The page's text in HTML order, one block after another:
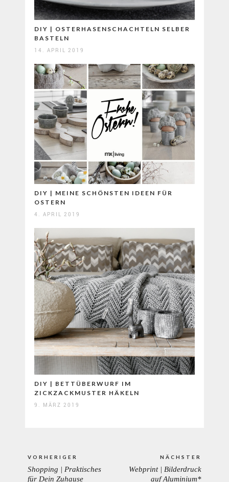
DIY | OSTERHASENSCHACHTELN SELBER
BASTELN
14. APRIL 2019
DIY | MEINE SCHÖNSTEN IDEEN FÜR
OSTERN
4. APRIL 2019
DIY | BETTÜBERWURF IM
ZICKZACKMUSTER HÄKELN
9. MÄRZ 2019
VORHERIGER
PREVIOUS
Shopping | Praktisches
für Dein Zuhause
NÄCHSTER
NEXT
Webprint | Bilderdruck
auf Aluminium*